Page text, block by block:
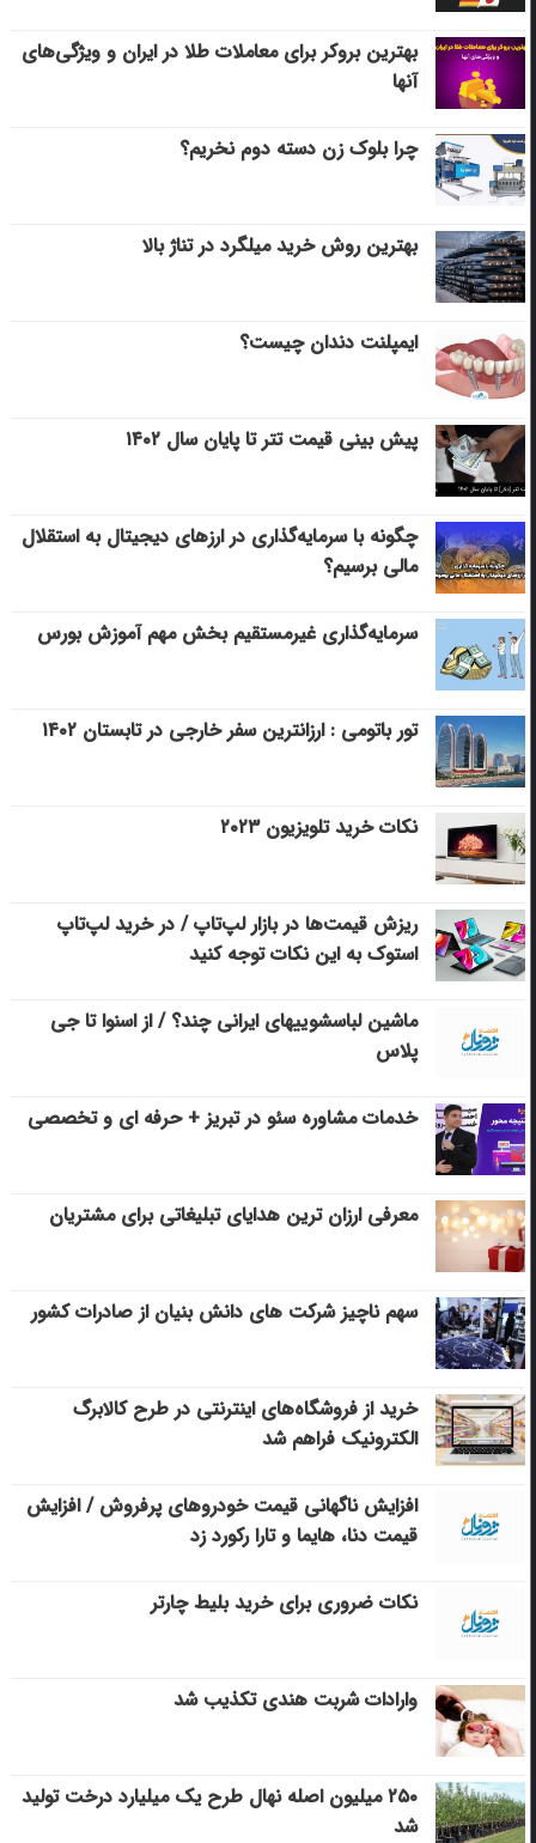
بهترین بروکر برای معاملات طلا در ایران و ویژگی‌های
آنها
چرا بلوک زن دسته دوم نخریم؟
بهترین روش خرید میلگرد در تناژ بالا
ایمپلنت دندان چیست؟
پیش بینی قیمت تتر تا پایان سال ۱۴۰۲
چگونه با سرمایه‌گذاری در ارزهای دیجیتال به استقلال
مالی برسیم؟
سرمایه‌گذاری غیرمستقیم بخش مهم آموزش بورس
تور باتومی : ارزانترین سفر خارجی در تابستان ۱۴۰۲
نکات خرید تلویزیون ۲۰۲۳
ریزش قیمت‌ها در بازار لپ‌تاپ / در خرید لپ‌تاپ
استوک به این نکات توجه کنید
ماشین لباسشویی‎های ایرانی چند؟ / از اسنوا تا جی
پلاس
خدمات مشاوره سئو در تبریز + حرفه ای و تخصصی
معرفی ارزان ترین هدایای تبلیغاتی برای مشتریان
سهم ناچیز شرکت های دانش بنیان از صادرات کشور
خرید از فروشگاه‌های اینترنتی در طرح کالابرگ
الکترونیک فراهم شد
افزایش ناگهانی قیمت خودروهای پرفروش / افزایش
قیمت دنا، هایما و تارا رکورد زد
نکات ضروری برای خرید بلیط چارتر
وارادات شربت هندی تکذیب شد
۲۵۰ میلیون اصله نهال طرح یک میلیارد درخت تولید
شد